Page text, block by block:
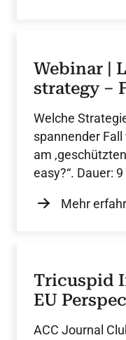
Webinar |
strategy –
Welche
spannender Fall
am
easy?“. Dauer:
Mehr
Tricuspid
EU
ACC Journal